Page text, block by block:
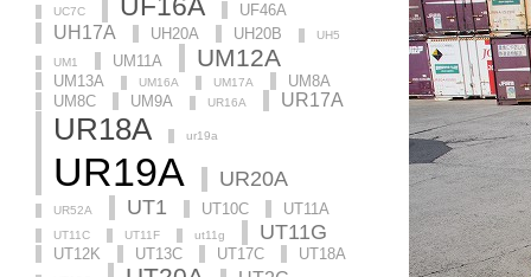
UC7C UF46A
UH17A UH20A UH20B UH5
UM1 UM11A UM12A
UM13A UM16A UM17A
UM8A
UM8C
UM9A UR16A UR17A
UR18A ur19a
UR19A UR20A
UR52A UT1 UT10C UT11A
UT11C UT11F ut11g UT11G
UT12K UT13C UT17C UT18A